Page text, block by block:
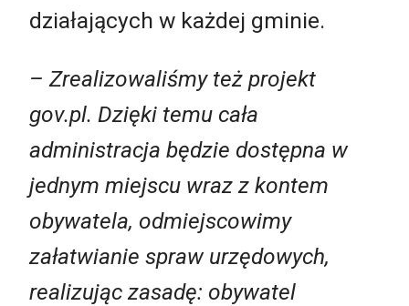
działających w każdej gminie.
– Zrealizowaliśmy też projekt
gov.pl. Dzięki temu cała
administracja będzie dostępna w
jednym miejscu wraz z kontem
obywatela, odmiejscowimy
załatwianie spraw urzędowych,
realizując zasadę: obywatel